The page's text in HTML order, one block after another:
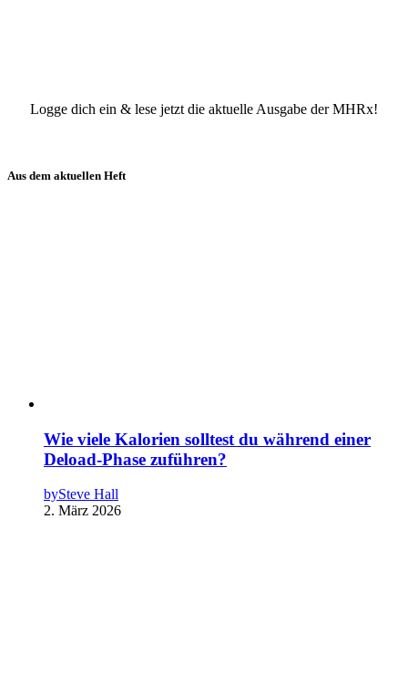
Logge dich ein & lese jetzt die aktuelle Ausgabe der MHRx!
Aus dem aktuellen Heft
Wie viele Kalorien solltest du während einer
Deload-Phase zuführen?
bySteve Hall
2. März 2026